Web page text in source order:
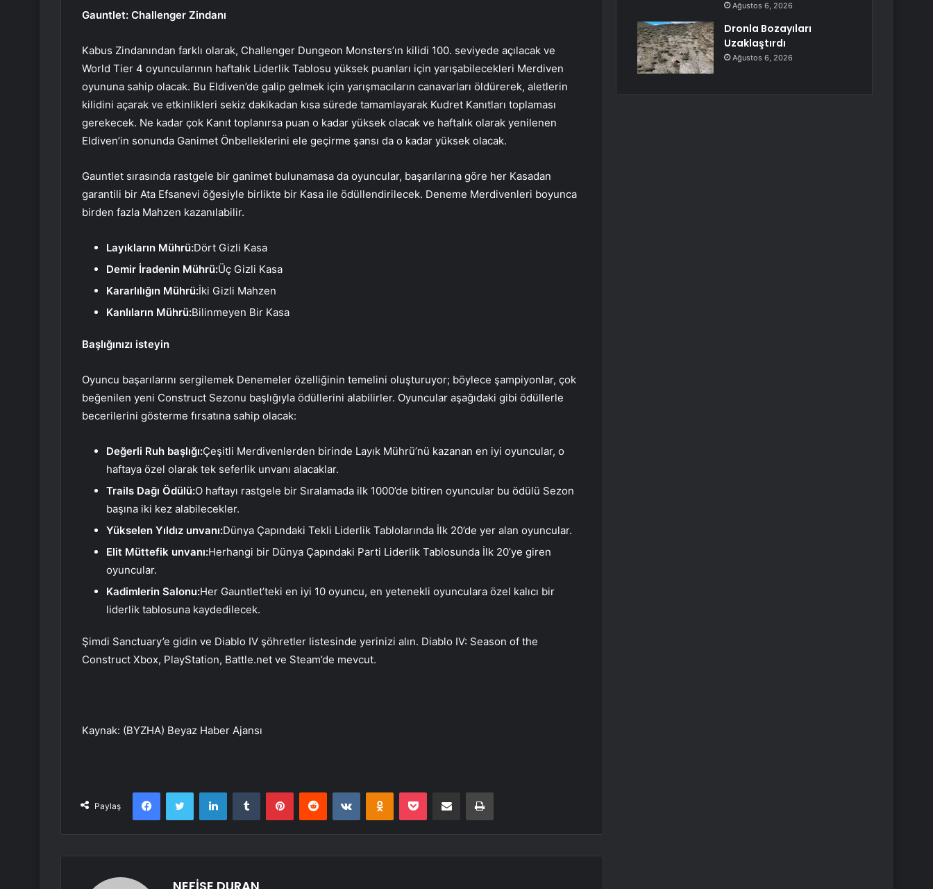
Gauntlet: Challenger Zindanı
Kabus Zindanından farklı olarak, Challenger Dungeon Monsters’ın kilidi 100. seviyede açılacak ve
World Tier 4 oyuncularının haftalık Liderlik Tablosu yüksek puanları için yarışabilecekleri Merdiven
oyununa sahip olacak. Bu Eldiven’de galip gelmek için yarışmacıların canavarları öldürerek, aletlerin
kilidini açarak ve etkinlikleri sekiz dakikadan kısa sürede tamamlayarak Kudret Kanıtları toplaması
gerekecek. Ne kadar çok Kanıt toplanırsa puan o kadar yüksek olacak ve haftalık olarak yenilenen
Eldiven’in sonunda Ganimet Önbelleklerini ele geçirme şansı da o kadar yüksek olacak.
Gauntlet sırasında rastgele bir ganimet bulunamasa da oyuncular, başarılarına göre her Kasadan
garantili bir Ata Efsanevi öğesiyle birlikte bir Kasa ile ödüllendirilecek. Deneme Merdivenleri boyunca
birden fazla Mahzen kazanılabilir.
Layıkların Mührü:Dört Gizli Kasa
Demir İradenin Mührü:Üç Gizli Kasa
Kararlılığın Mührü:İki Gizli Mahzen
Kanlıların Mührü:Bilinmeyen Bir Kasa
Başlığınızı isteyin
Oyuncu başarılarını sergilemek Denemeler özelliğinin temelini oluşturuyor; böylece şampiyonlar, çok
beğenilen yeni Construct Sezonu başlığıyla ödüllerini alabilirler. Oyuncular aşağıdaki gibi ödüllerle
becerilerini gösterme fırsatına sahip olacak:
Değerli Ruh başlığı:Çeşitli Merdivenlerden birinde Layık Mührü’nü kazanan en iyi oyuncular, o
haftaya özel olarak tek seferlik unvanı alacaklar.
Trails Dağı Ödülü:O haftayı rastgele bir Sıralamada ilk 1000’de bitiren oyuncular bu ödülü Sezon
başına iki kez alabilecekler.
Yükselen Yıldız unvanı:Dünya Çapındaki Tekli Liderlik Tablolarında İlk 20’de yer alan oyuncular.
Elit Müttefik unvanı:Herhangi bir Dünya Çapındaki Parti Liderlik Tablosunda İlk 20’ye giren
oyuncular.
Kadimlerin Salonu:Her Gauntlet’teki en iyi 10 oyuncu, en yetenekli oyunculara özel kalıcı bir
liderlik tablosuna kaydedilecek.
Şimdi Sanctuary’e gidin ve Diablo IV şöhretler listesinde yerinizi alın. Diablo IV: Season of the
Construct Xbox, PlayStation, Battle.net ve Steam’de mevcut.
Kaynak: (BYZHA) Beyaz Haber Ajansı
Paylaş
FacebookTwitter LinkedInTumblr PinterestReddit VKontakteOdnoklassniki
Pocket E-Posta ile paylaş Yazdır
Ağustos 6, 2026
Dronla Bozayıları
Uzaklaştırdı
Ağustos 6, 2026